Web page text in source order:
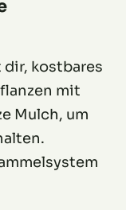
kostbares
mit
Mulch, um